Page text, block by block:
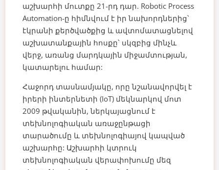
աշխարհի մուտքը 21-րդ դար. Robotic Process
Automation-ը հիմնվում է իր նախորդներից՝
էկրանի քերծվածքից և ավտոմատացնելով
աշխատանքային հոսքը՝ սկզբից մինչև
վերջ, առանց մարդկային միջամտության,
կատարելու համար:
Հաջորդ տասնամյակը, որը նշանավորվել է
իրերի ինտերնետի (IoT) մեկնարկով մոտ
2009 թվականին, ներկայացնում է
տեխնոլոգիական առաջընթացի
տարածումը և տեխնոլոգիայով կապված
աշխարհը: Աշխարհի կտրուկ
տեխնոլոգիական վերափոխումը մեզ